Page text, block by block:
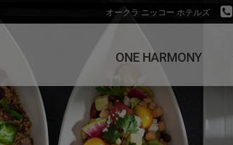
オークラ ニッコー ホテルズ
ONE HARMONY